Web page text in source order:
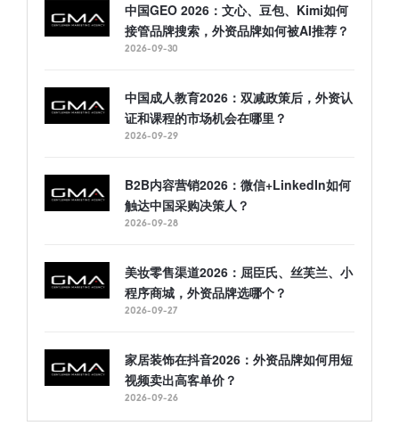
中国GEO 2026：文心、豆包、Kimi如何
接管品牌搜索，外资品牌如何被AI推荐？
2026-09-30
中国成人教育2026：双减政策后，外资认
证和课程的市场机会在哪里？
2026-09-29
B2B内容营销2026：微信+LinkedIn如何
触达中国采购决策人？
2026-09-28
美妆零售渠道2026：屈臣氏、丝芙兰、小
程序商城，外资品牌选哪个？
2026-09-27
家居装饰在抖音2026：外资品牌如何用短
视频卖出高客单价？
2026-09-26